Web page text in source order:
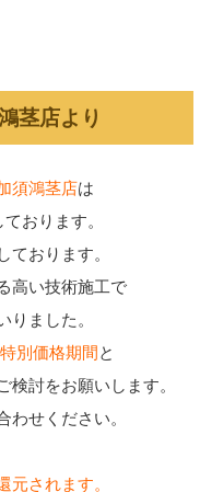
茎店より
須鴻茎店は
おります。
ております。
高い技術施工で
りました。
別価格期間と
討をお願いします。
わせください。
元されます。